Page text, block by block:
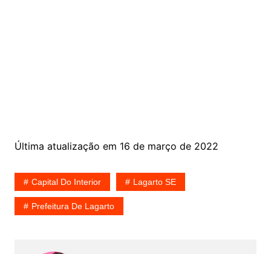
Última atualização em 16 de março de 2022
Capital Do Interior Lagarto SE
Prefeitura De Lagarto